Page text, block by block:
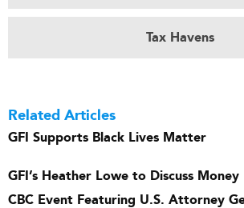
Tax Havens
Related Articles
GFI Supports Black Lives Matter
GFI’s Heather Lowe to Discuss
CBC Event Featuring U.S. Attorney